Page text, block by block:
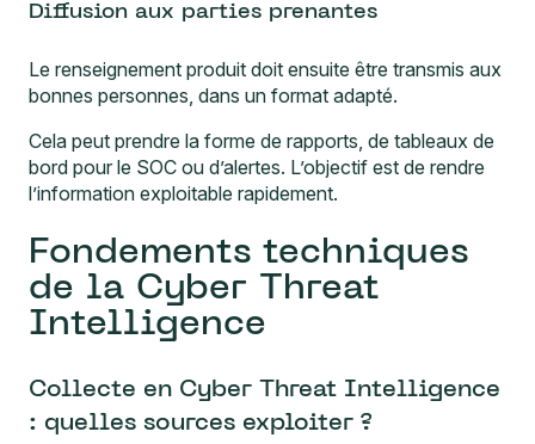
Diffusion aux parties prenantes
Le renseignement produit doit ensuite être transmis aux
bonnes personnes, dans un format adapté.
Cela peut prendre la forme de rapports, de tableaux de
bord pour le SOC ou d’alertes. L’objectif est de rendre
l’information exploitable rapidement.
Fondements techniques
de la Cyber Threat
Intelligence
Collecte en Cyber Threat Intelligence
: quelles sources exploiter ?